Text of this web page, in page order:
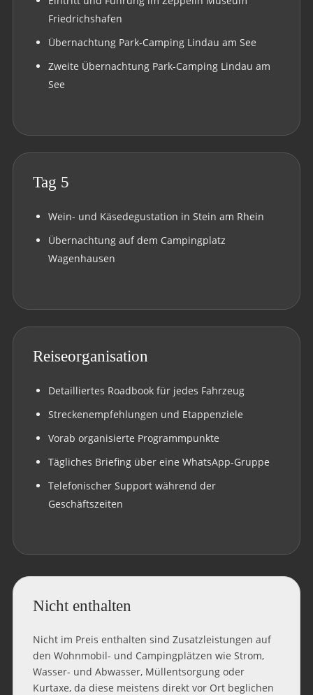
Friedrichshafen
Übernachtung Park-Camping Lindau am See
Zweite Übernachtung Park-Camping Lindau am
See
Tag 5
Wein- und Käsedegustation in Stein am Rhein
Übernachtung auf dem Campingplatz
Wagenhausen
Reiseorganisation
Detailliertes Roadbook für jedes Fahrzeug
Streckenempfehlungen und Etappenziele
Vorab organisierte Programmpunkte
Tägliches Briefing über eine WhatsApp-Gruppe
Telefonischer Support während der
Geschäftszeiten
Nicht enthalten
Nicht im Preis enthalten sind Zusatzleistungen auf
den Wohnmobil- und Campingplätzen wie Strom,
Wasser- und Abwasser, Müllentsorgung oder
Kurtaxe, da diese meistens direkt vor Ort beglichen